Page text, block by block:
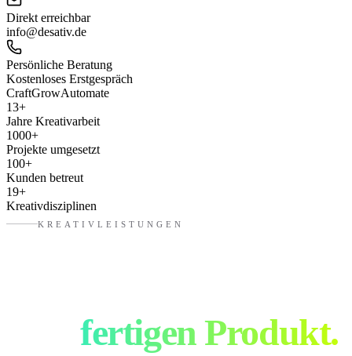
Direkt erreichbar
info@desativ.de
Persönliche Beratung
Kostenloses Erstgespräch
CraftGrowAutomate
13+
Jahre Kreativarbeit
1000+
Projekte umgesetzt
100+
Kunden betreut
19+
Kreativdisziplinen
KREATIVLEISTUNGEN
zumfertigen Produkt.